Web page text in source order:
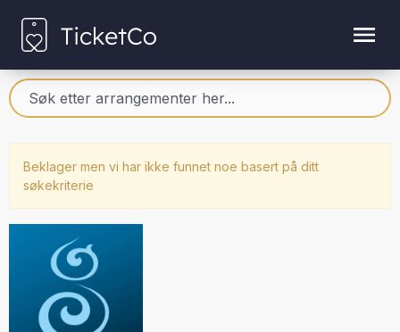
Beklager men vi har ikke funnet noe basert på ditt
søkekriterie